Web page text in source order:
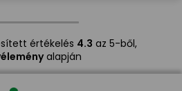
értékelés 4.3 az 5-ből,
alapján